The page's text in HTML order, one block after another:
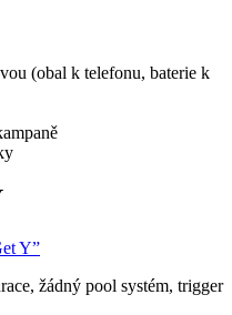
(obal k telefonu, baterie k
Y”
žádný pool systém, trigger